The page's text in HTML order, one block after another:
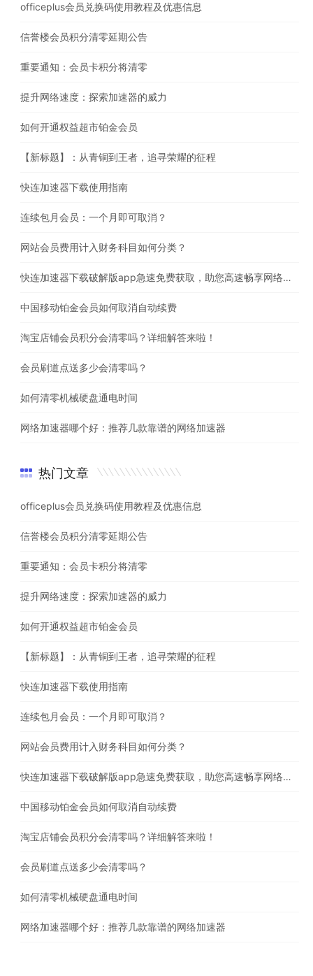
officeplus会员兑换码使用教程及优惠信息
信誉楼会员积分清零延期公告
重要通知：会员卡积分将清零
提升网络速度：探索加速器的威力
如何开通权益超市铂金会员
【新标题】：从青铜到王者，追寻荣耀的征程
快连加速器下载使用指南
连续包月会员：一个月即可取消？
网站会员费用计入财务科目如何分类？
快连加速器下载破解版app急速免费获取，助您高速畅享网络体验
中国移动铂金会员如何取消自动续费
淘宝店铺会员积分会清零吗？详细解答来啦！
会员刷道点送多少会清零吗？
如何清零机械硬盘通电时间
网络加速器哪个好：推荐几款靠谱的网络加速器
热门文章
officeplus会员兑换码使用教程及优惠信息
信誉楼会员积分清零延期公告
重要通知：会员卡积分将清零
提升网络速度：探索加速器的威力
如何开通权益超市铂金会员
【新标题】：从青铜到王者，追寻荣耀的征程
快连加速器下载使用指南
连续包月会员：一个月即可取消？
网站会员费用计入财务科目如何分类？
快连加速器下载破解版app急速免费获取，助您高速畅享网络体验
中国移动铂金会员如何取消自动续费
淘宝店铺会员积分会清零吗？详细解答来啦！
会员刷道点送多少会清零吗？
如何清零机械硬盘通电时间
网络加速器哪个好：推荐几款靠谱的网络加速器